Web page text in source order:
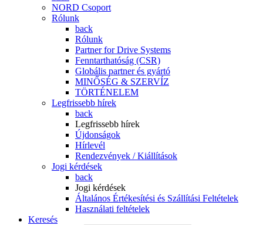
NORD Csoport
Rólunk
back
Rólunk
Partner for Drive Systems
Fenntarthatóság (CSR)
Globális partner és gyártó
MINŐSÉG & SZERVÍZ
TÖRTÉNELEM
Legfrissebb hírek
back
Legfrissebb hírek
Újdonságok
Hírlevél
Rendezvények / Kiállítások
Jogi kérdések
back
Jogi kérdések
Általános Értékesítési és Szállítási Feltételek
Használati feltételek
Keresés